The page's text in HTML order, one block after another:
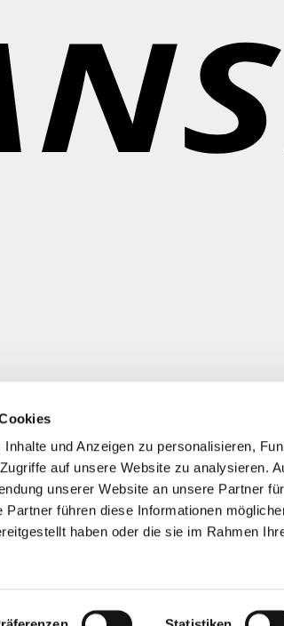
und Anzeigen zu personalisieren,
auf unsere Website zu analysieren.
unserer Website an unsere Partner
Partner führen diese Informationen
haben oder die sie im Rahmen